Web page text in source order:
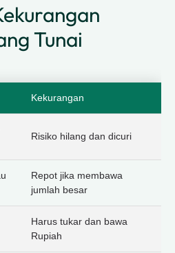
Tunai
Kekurangan
Risiko hilang dan dicuri
Repot jika membawa
jumlah besar
Harus tukar dan bawa
Rupiah